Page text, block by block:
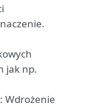
jak np.
: Wdrożenie